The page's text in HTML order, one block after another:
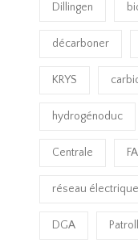
Dillingen
décarboner
KRYS
hydrogénoduc
Centrale
réseau électrique
DGA